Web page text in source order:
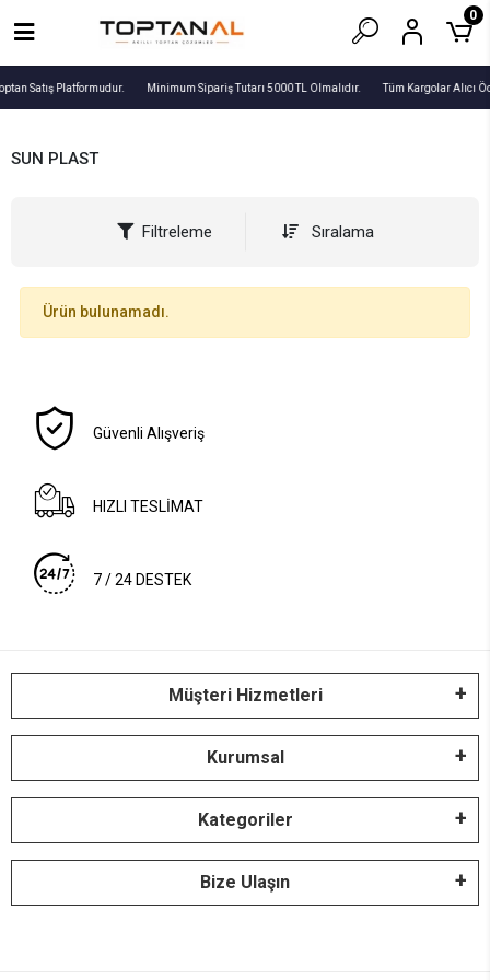
Satış Platformudur. Minimum Sipariş Tutarı 5000 TL Olmalıdır. Tüm Kargolar Alıcı
0
SUN PLAST
Filtreleme Sıralama
Ürün bulunamadı.
Güvenli Alışveriş
HIZLI TESLİMAT
7 / 24 DESTEK
Müşteri Hizmetleri
Kurumsal
Kategoriler
Bize Ulaşın